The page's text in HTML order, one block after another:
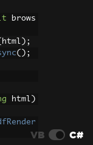
brows
html );
();
html )
VB C#